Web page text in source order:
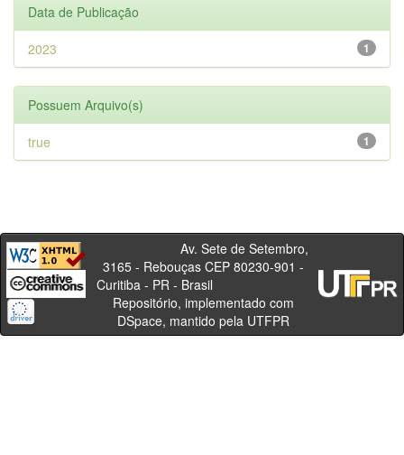
Data de Publicação
1
2023
Possuem Arquivo(s)
1
true
Av. Sete de Setembro,
3165 - Rebouças CEP 80230-901 -
Curitiba - PR - Brasil
Repositório, implementado com
DSpace, mantido pela UTFPR